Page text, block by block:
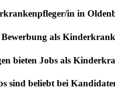
in in
als
bieten Jobs als
sind beliebt bei